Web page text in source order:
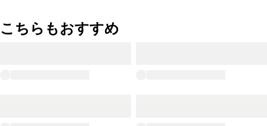
こちらもおすすめ